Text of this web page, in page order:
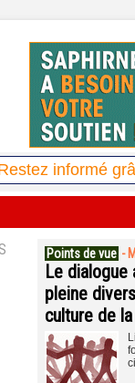
Points de vue -
Le dialogue
pleine
culture de